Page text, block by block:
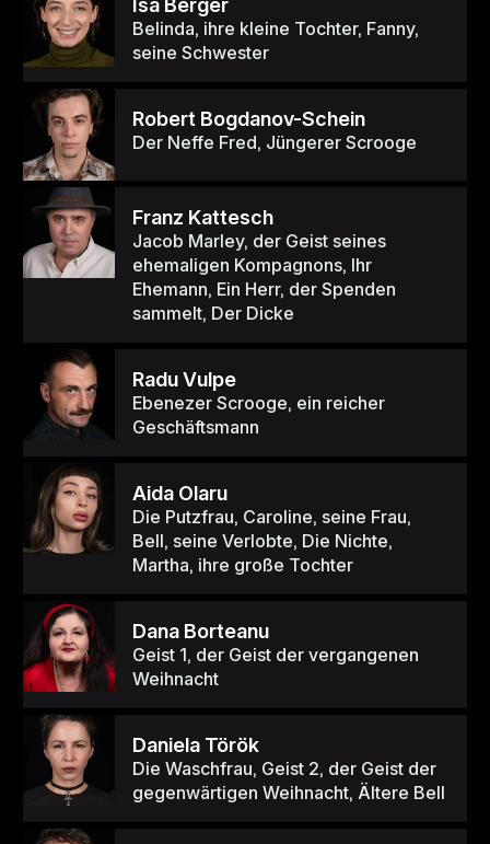
Belinda, ihre kleine Tochter, Fanny,
seine Schwester
Robert Bogdanov-Schein
Der Neffe Fred, Jüngerer Scrooge
Franz Kattesch
Jacob Marley, der Geist seines
ehemaligen Kompagnons, Ihr
Ehemann, Ein Herr, der Spenden
sammelt, Der Dicke
Radu Vulpe
Ebenezer Scrooge, ein reicher
Geschäftsmann
Aida Olaru
Die Putzfrau, Caroline, seine Frau,
Bell, seine Verlobte, Die Nichte,
Martha, ihre große Tochter
Dana Borteanu
Geist 1, der Geist der vergangenen
Weihnacht
Daniela Török
Die Waschfrau, Geist 2, der Geist der
gegenwärtigen Weihnacht, Ältere Bell